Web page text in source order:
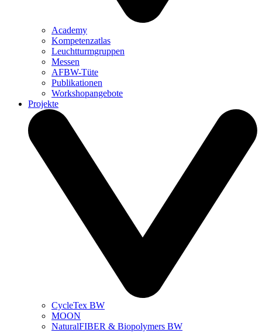
Academy
Kompetenzatlas
Leuchtturm­gruppen
Messen
AFBW-Tüte
Publikationen
Workshopangebote
Projekte
CycleTex BW
MOON
NaturalFIBER & Biopolymers BW